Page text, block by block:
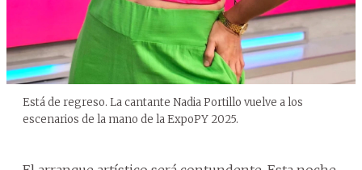
Está de regreso. La cantante Nadia Portillo vuelve a los
escenarios de la mano de la ExpoPY 2025.